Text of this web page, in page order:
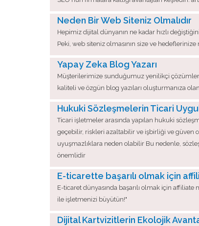
Neden Bir Web Siteniz Olmalıdır
Hepimiz dijital dünyanın ne kadar hızlı
Peki, web siteniz olmasının size ve
Yapay Zeka Blog Yazarı
Müşterilerimize sunduğumuz yenilikçi
kaliteli ve özgün blog yazıları oluşturmanıza
Hukuki Sözleşmelerin Ticari
Ticari işletmeler arasında yapılan hukuki
geçebilir, riskleri azaltabilir ve işbirliği ve güven
uyuşmazlıklara neden olabilir Bu nedenle,
önemlidir
E-ticarette başarılı olmak için
E-ticaret dünyasında başarılı olmak için
ile işletmenizi büyütün!"
Dijital Kartvizitlerin Ekolojik